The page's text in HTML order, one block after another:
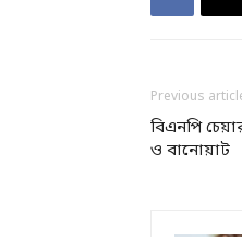
Previous
বিএনপি
ও বানোয়াট